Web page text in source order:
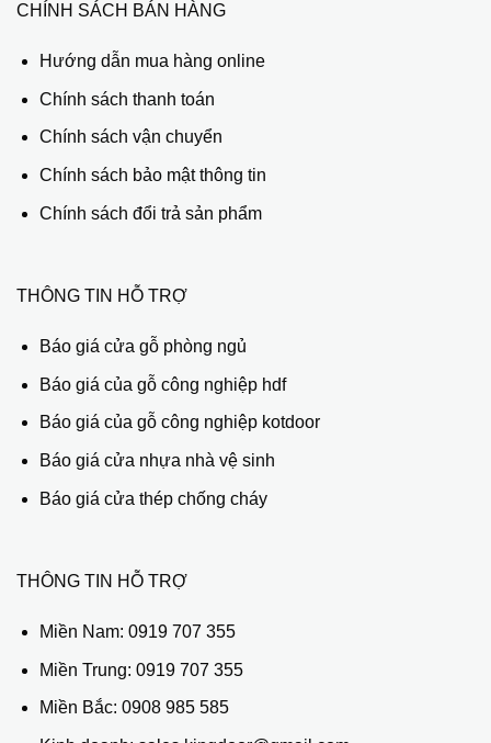
CHÍNH SÁCH BÁN HÀNG
Hướng dẫn mua hàng online
Chính sách thanh toán
Chính sách vận chuyển
Chính sách bảo mật thông tin
Chính sách đổi trả sản phẩm
THÔNG TIN HỖ TRỢ
Báo giá cửa gỗ phòng ngủ
Báo giá của gỗ công nghiệp hdf
Báo giá của gỗ công nghiệp kotdoor
Báo giá cửa nhựa nhà vệ sinh
Báo giá cửa thép chống cháy
THÔNG TIN HỖ TRỢ
Miền Nam: 0919 707 355
Miền Trung: 0919 707 355
Miền Bắc: 0908 985 585